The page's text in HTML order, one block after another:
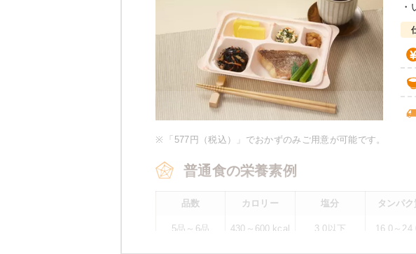
※ 「577円（税込）」でおかずのみご用意が可能です。
普通食の栄養素例
品数 カロリー 塩分 タンパク
5品～6品 430～600 kcal 3.0以下 16.0～